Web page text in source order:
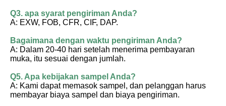
Q3. apa syarat pengiriman Anda?
A: EXW, FOB, CFR, CIF, DAP.
Bagaimana dengan waktu pengiriman Anda?
A: Dalam 20-40 hari setelah menerima pembayaran
muka, itu sesuai dengan jumlah.
Q5. Apa kebijakan sampel Anda?
A: Kami dapat memasok sampel, dan pelanggan harus
membayar biaya sampel dan biaya pengiriman.